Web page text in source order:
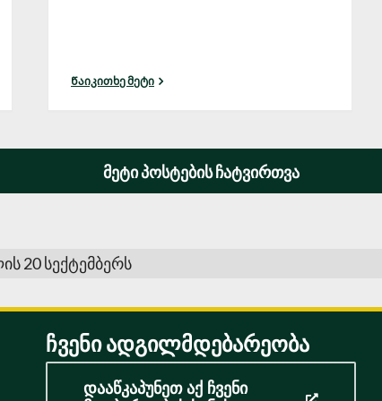
Წაიკითხე მეტი
ᲛᲔᲢᲘ ᲞᲝᲡᲢᲔᲑᲘᲡ ᲩᲐᲢᲕᲘᲠᲗᲕᲐ
20 სექტემბერს
ჩვენი ადგილმდებარეობა
დააწკაპუნეთ აქ ჩვენი